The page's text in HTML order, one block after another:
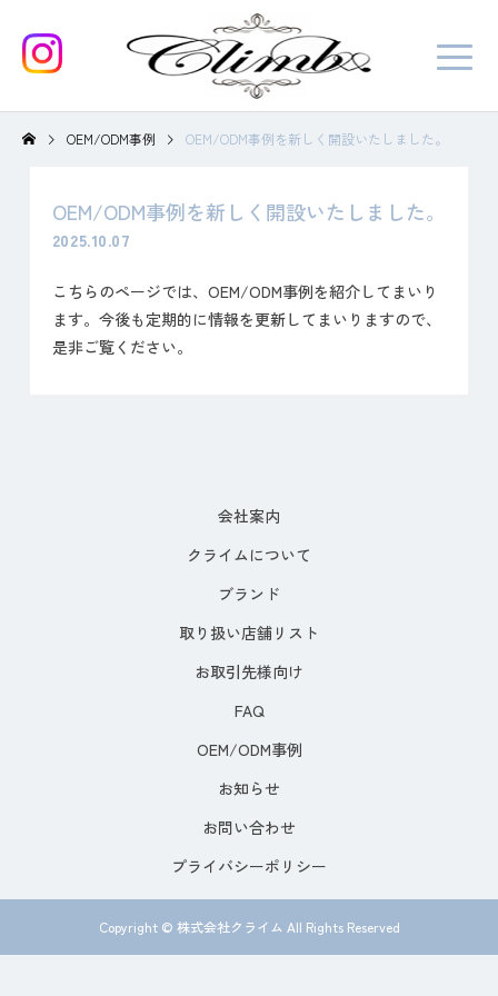
OEM/ODM事例 OEM/ODM事例を新しく開設いたしました。
OEM/ODM事例を新しく開設いたしました。
2025.10.07
こちらのページでは、OEM/ODM事例を紹介してまいり
ます。今後も定期的に情報を更新してまいりますので、
是非ご覧ください。
会社案内
クライムについて
ブランド
取り扱い店舗リスト
お取引先様向け
FAQ
OEM/ODM事例
お知らせ
お問い合わせ
プライバシーポリシー
Copyright © 株式会社クライム All Rights Reserved